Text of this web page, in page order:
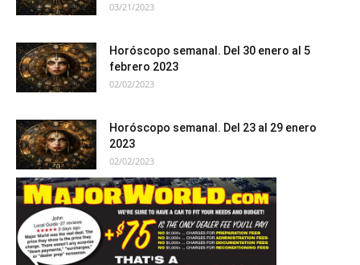
03/21/2023
Horóscopo semanal. Del 30 enero al 5
febrero 2023
02/02/2023
Horóscopo semanal. Del 23 al 29 enero
2023
02/02/2023